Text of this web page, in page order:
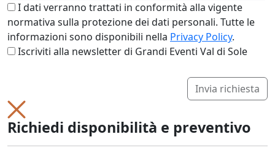
I dati verranno trattati in conformità alla vigente
normativa sulla protezione dei dati personali. Tutte le
informazioni sono disponibili nella Privacy Policy.
Iscriviti alla newsletter di Grandi Eventi Val di Sole
Invia richiesta
Richiedi disponibilità e preventivo